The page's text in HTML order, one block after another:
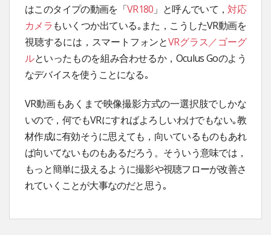
はこのタイプの動画を「VR180 」と呼んでいて， 対応
カメラもいくつか出ている｡また，こうしたVR動画を
視聴するには，スマートフォンとVRグラス／ゴーグ
ルといったものを組み合わせるか，Oculus Goのよう
なデバイスを使うことになる｡
VR動画もあくまで映像撮影方式の一選択肢でしかな
いので，何でもVRにすればよろしいわけでもない｡教
材作成に有効そうに思えても，向いているものもあれ
ば向いてないものもあるだろう。そういう意味では，
もっと簡単に扱えるように撮影や視聴フローが改善さ
れていくことが大事なのだと思う｡